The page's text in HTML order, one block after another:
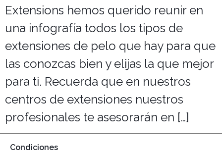
Extensions hemos querido reunir en
una infografía todos los tipos de
extensiones de pelo que hay para que
las conozcas bien y elijas la que mejor
para ti. Recuerda que en nuestros
centros de extensiones nuestros
profesionales te asesorarán en […]
Condiciones